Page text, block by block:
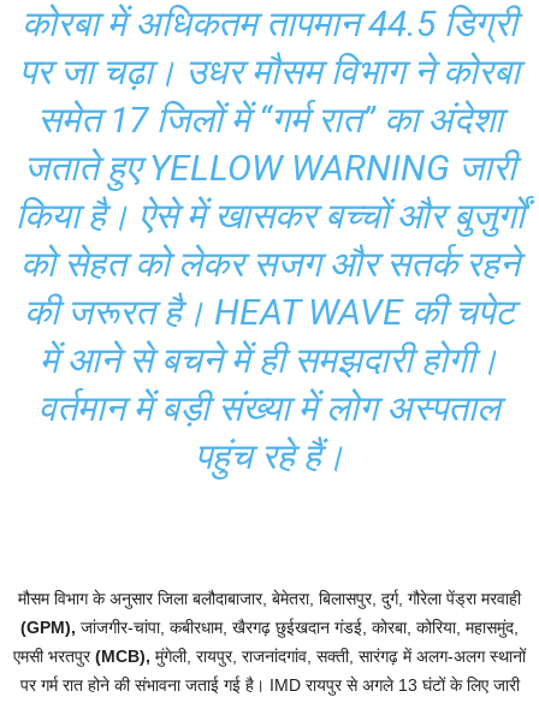
कोरबा में अधिकतम तापमान 44.5 डिग्री
पर जा चढ़ा। उधर मौसम विभाग ने कोरबा
समेत 17 जिलों में “गर्म रात” का अंदेशा
जताते हुए YELLOW WARNING जारी
किया है। ऐसे में खासकर बच्चों और बुजुर्गों
को सेहत को लेकर सजग और सतर्क रहने
की जरूरत है। HEAT WAVE की चपेट
में आने से बचने में ही समझदारी होगी।
वर्तमान में बड़ी संख्या में लोग अस्पताल
पहुंच रहे हैं।
मौसम विभाग के अनुसार जिला बलौदाबाजार, बेमेतरा, बिलासपुर, दुर्ग, गौरेला पेंड्रा मरवाही
(GPM), जांजगीर-चांपा, कबीरधाम, खैरगढ़ छुईखदान गंडई, कोरबा, कोरिया, महासमुंद,
एमसी भरतपुर(MCB), मुंगेली, रायपुर, राजनांदगांव, सक्ती, सारंगढ़ में अलग-अलग स्थानों
पर गर्म रात होने की संभावना जताई गई है। IMD रायपुर से अगले 13 घंटों के लिए जारी